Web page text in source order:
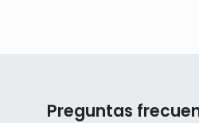
Preguntas